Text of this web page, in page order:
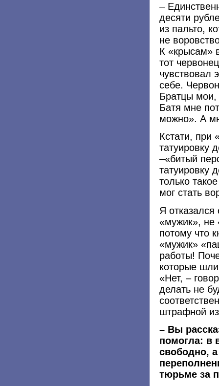
–
десяти
из пальто,
не
К «крысам»
тот
чувствовал
себе.
Братцы мои,
Батя мне
можно». А
Кстати, при
татуировку
–«битый
татуировку
только
мог стать
Я
«мужик», не
потому что
«мужик»
работы!
которые
«Нет, –
делать не
штрафной
– Вы
помогла: в
свободно,
тюрьме за